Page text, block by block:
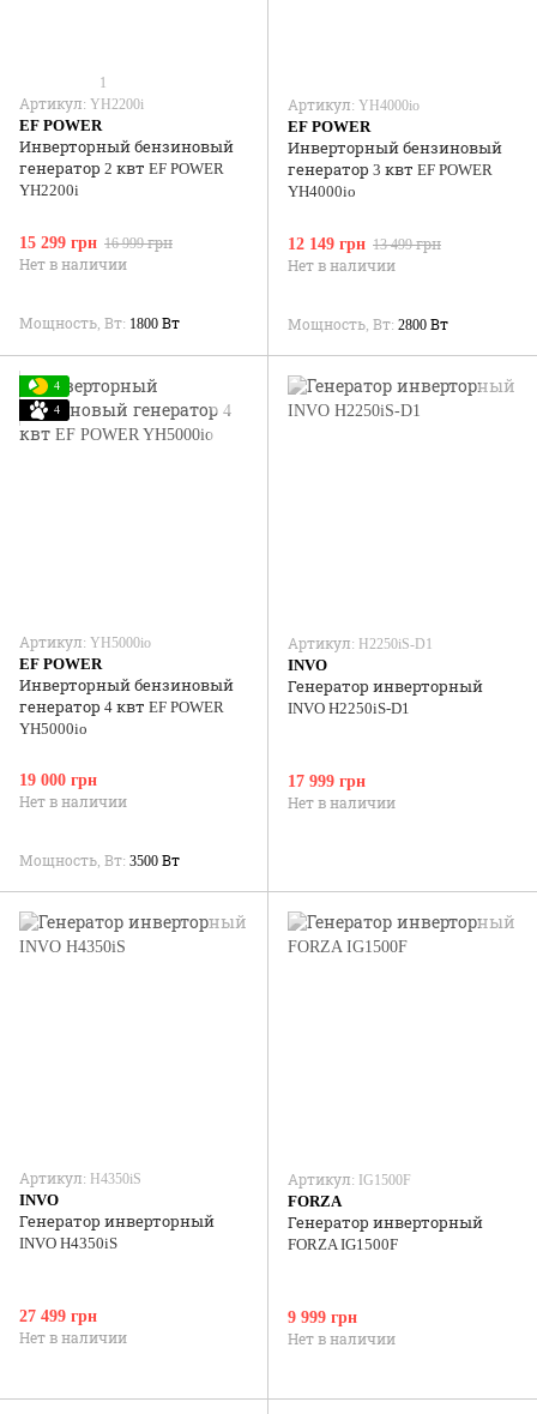
1
Артикул: YH2200i
EF POWER
Инверторный бензиновый
генератор 2 квт EF POWER
YH2200i
15 299 грн 16 999 грн
Нет в наличии
Мощность, Вт 1800 Вт
Артикул: YH4000io
EF POWER
Инверторный бензиновый
генератор 3 квт EF POWER
YH4000io
12 149 грн 13 499 грн
Нет в наличии
Мощность, Вт 2800 Вт
4
4
Артикул: YH5000io
EF POWER
Инверторный бензиновый
генератор 4 квт EF POWER
YH5000io
19 000 грн
Нет в наличии
Мощность, Вт 3500 Вт
Артикул: H2250iS-D1
INVO
Генератор инверторный
INVO H2250iS-D1
17 999 грн
Нет в наличии
Артикул: H4350iS
INVO
Генератор инверторный
INVO H4350iS
27 499 грн
Нет в наличии
Артикул: IG1500F
FORZA
Генератор инверторный
FORZA IG1500F
9 999 грн
Нет в наличии